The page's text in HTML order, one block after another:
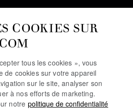
COOKIES SUR
tous les cookies », vous
de cookies sur votre appareil
sur le site, analyser son
à nos efforts de marketing.
notre politique de confidentialité